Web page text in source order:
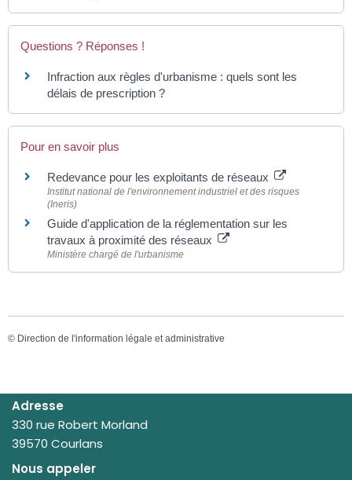
Questions ? Réponses !
Infraction aux règles d'urbanisme : quels sont les
délais de prescription ?
Pour en savoir plus
Redevance pour les exploitants de réseaux
Institut national de l'environnement industriel et des risques
(Ineris)
Guide d'application de la réglementation sur les
travaux à proximité des réseaux
Ministère chargé de l'urbanisme
© Direction de l'information légale et administrative
Adresse
330 rue Robert Morland
39570 Courlans
Nous appeler